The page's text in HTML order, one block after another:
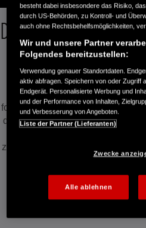
Der Honda e:HEV-
Herzstück des e:HEV-
fortschrittlicher Elektromotor, der
der EV-Batterie oder vom Motor
zwischen drei verschiedenen
Motorantrieb – umschalten
unterschiedliche
Aber wie funktioniert
besteht dabei insbesondere das Risiko,
durch US-Behörden, zu Kontroll- und
auch ohne Rechtsbehelfsmöglichkeiten,
Wir und unsere Partner
Folgendes bereitzustellen:
Verwendung genauer Standortdaten.
aktiv abfragen. Speichern von oder Zugriff
Endgerät. Personalisierte Werbung und
und der Performance von Inhalten,
und Verbesserung von Angeboten.
Liste der Partner (Lieferanten)
Zwecke
Alle ablehnen